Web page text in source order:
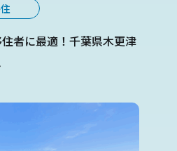
者に最適！千葉県木更津